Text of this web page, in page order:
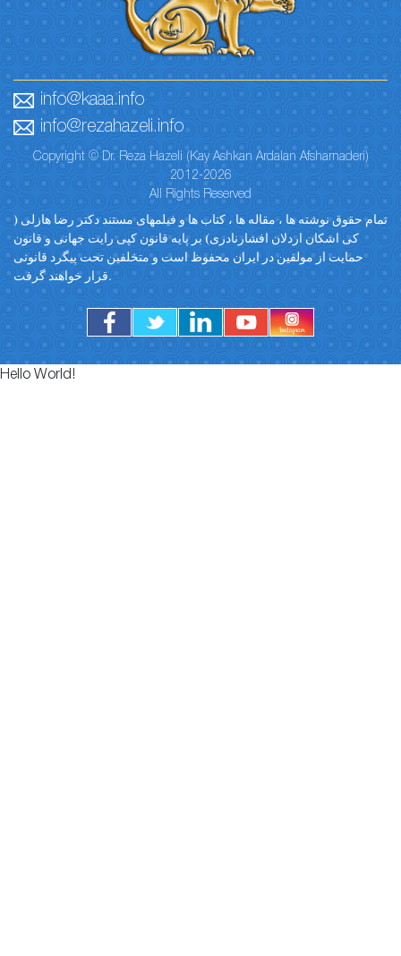
info@kaaa.info
info@rezahazeli.info
Copyright © Dr. Reza Hazeli (Kay Ashkan Ardalan Afsharnaderi)
2012-2026
All Rights Reserved
تمام حقوق نوشته ها ، مقاله ها ، کتاب ها و فیلمهای مستند دکتر رضا هازلی (
کی اشکان اردلان افشارنادری) بر پایه قانون کپی رایت جهانی و قانون
حمایت از مولفین در ایران محفوظ است و متخلفین تحت پیگرد قانونی
قرار خواهند گرفت.
Hello World!